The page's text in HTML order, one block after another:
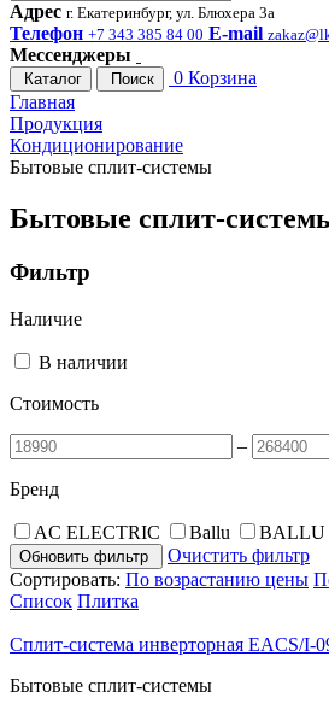
Адрес г. Екатеринбург, ул. Блюхера 3а
Телефон +7 343 385 84 00 E-mail
Мессенджеры
Каталог Поиск 0 Корзина
Главная
Продукция
Кондиционирование
Бытовые сплит-системы
Бытовые сплит-
Фильтр
Наличие
В наличии
Стоимость
–
Бренд
AC ELECTRIC Ballu BALLU
Обновить фильтр
Очистить фильтр
Сортировать: По возрастанию цены
Список Плитка
Сплит-система инверторная EACS/I-
Бытовые сплит-системы